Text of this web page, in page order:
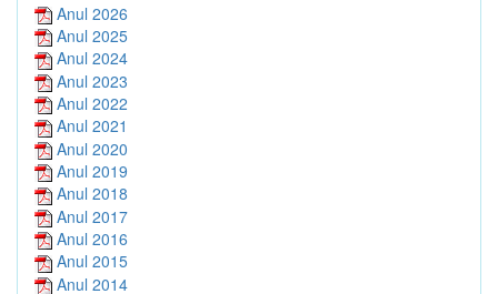
Anul 2026
Anul 2025
Anul 2024
Anul 2023
Anul 2022
Anul 2021
Anul 2020
Anul 2019
Anul 2018
Anul 2017
Anul 2016
Anul 2015
Anul 2014